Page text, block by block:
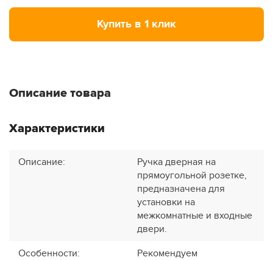
Купить в 1 клик
Описание товара
Характеристики
Описание:
Ручка дверная на
прямоугольной розетке,
предназначена для
установки на
межкомнатные и входные
двери.
Особенности:
Рекомендуем